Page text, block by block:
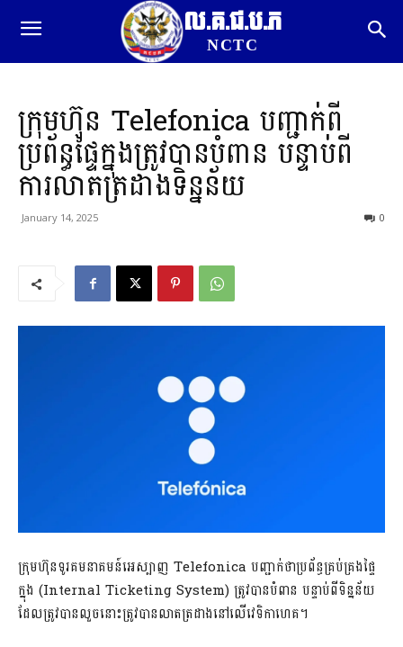
ល.គ.ជ.ប.ភ
NCTC
ក្រុមហ៊ុន Telefonica បញ្ជាក់ពី
ប្រព័ន្ធផ្ទៃក្នុងត្រូវបានបំពាន បន្ទាប់ពី
ការលាតត្រដាងទិន្នន័យ
January 14, 2025 0
ក្រុមហ៊ុនទូរគមនាគមន៍អេស្បាញ Telefonica បញ្ជាក់ថាប្រព័ន្ធគ្រប់គ្រងផ្ទៃ
ក្នុង (Internal Ticketing System) ត្រូវបានបំពាន បន្ទាប់ពីទិន្នន័យ
ដែលត្រូវបានលួចនោះត្រូវបានលាតត្រដាងនៅលើវេទិកាហេគ។